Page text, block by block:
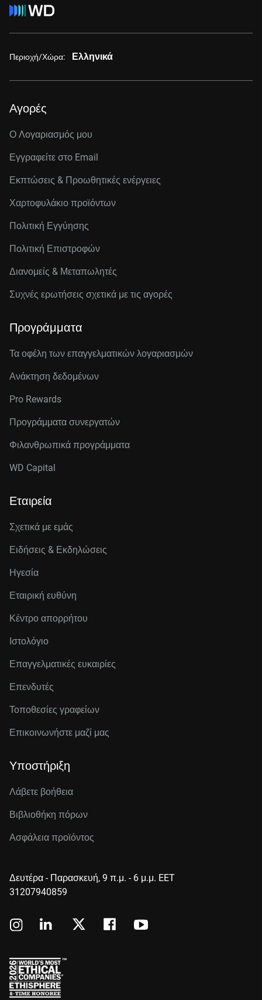
Περιοχή/Χώρα: Ελληνικά
Αγορές
Ο Λογαριασμός μου
Εγγραφείτε στo Email
Εκπτώσεις & Προωθητικές ενέργειες
Χαρτοφυλάκιο προϊόντων
Πολιτική Εγγύησης
Πολιτική Επιστροφών
Διανομείς & Μεταπωλητές
Συχνές ερωτήσεις σχετικά με τις αγορές
Προγράμματα
Τα οφέλη των επαγγελματικών λογαριασμών
Ανάκτηση δεδομένων
Pro Rewards
Προγράμματα συνεργατών
Φιλανθρωπικά προγράμματα
WD Capital
Εταιρεία
Σχετικά με εμάς
Ειδήσεις & Εκδηλώσεις
Ηγεσία
Εταιρική ευθύνη
Κέντρο απορρήτου
Ιστολόγιο
Επαγγελματικές ευκαιρίες
Επενδυτές
Τοποθεσίες γραφείων
Επικοινωνήστε μαζί μας
Υποστήριξη
Λάβετε βοήθεια
Βιβλιοθήκη πόρων
Ασφάλεια προϊόντος
Δευτέρα - Παρασκευή, 9 π.μ. - 6 μ.μ. EET
31207940859